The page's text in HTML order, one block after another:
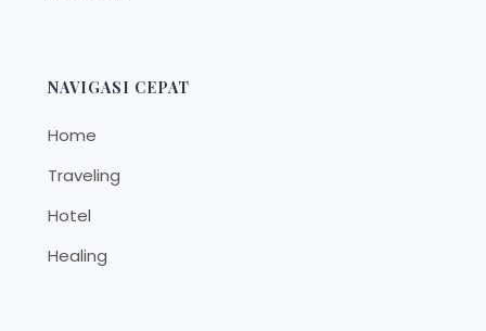
NAVIGASI CEPAT
Home
Traveling
Hotel
Healing